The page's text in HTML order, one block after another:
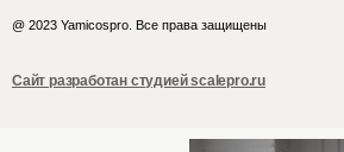
@ 2023 Yamicospro. Все права защищены
Сайт разработан студией scalepro.ru